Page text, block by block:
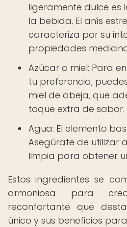
ligeramente dulce
la bebida. El anís
caracteriza por su
propiedades
Azúcar o miel: Para
tu preferencia,
miel de abeja, que
toque extra de sabor.
Agua: El elemento
Asegúrate de utilizar
limpia para obtener
Estos ingredientes se
armoniosa para
reconfortante que
único y sus beneficios